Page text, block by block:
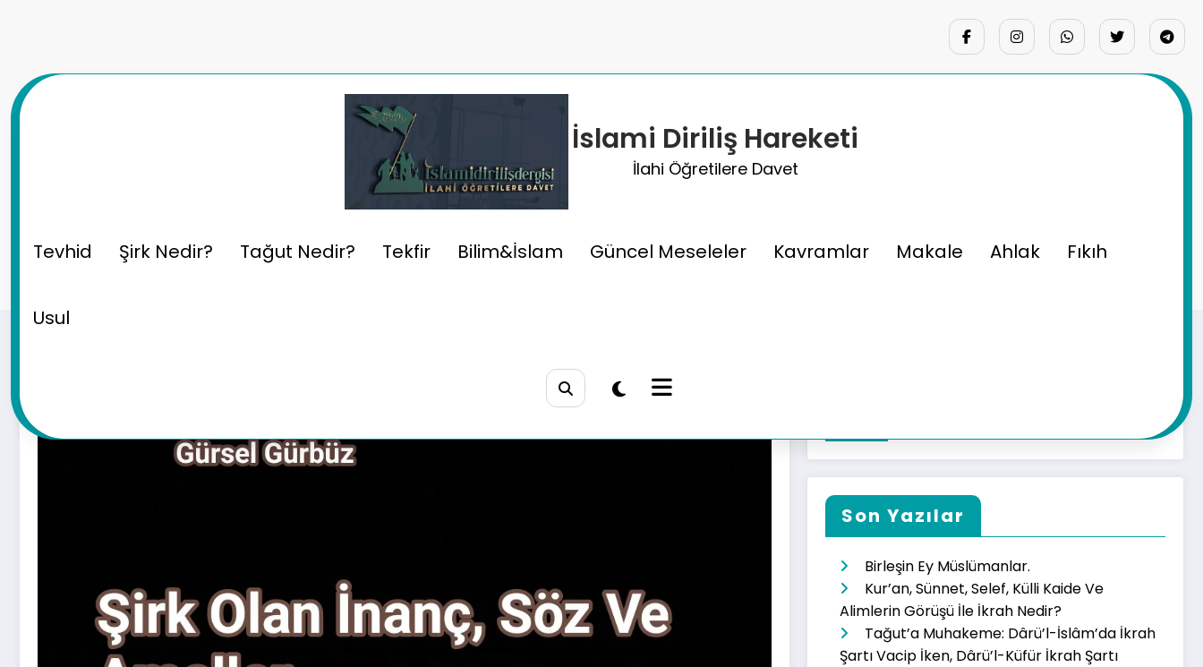
İslami Diriliş Hareketi
İlahi Öğretilere Davet
Tevhid Şirk Nedir? Tağut Nedir? Tekfir Bilim&İslam Güncel Meseleler Kavramlar Makale Ahlak Fıkıh
Usul
Şirk Olan İnanç, Söz Ve Ameller
Son Yazılar
Birleşin Ey Müslümanlar.
Kur’an, Sünnet, Selef, Külli Kaide Ve
Alimlerin Görüşü İle İkrah Nedir?
Tağut’a Muhakeme: Dârü’l-İslâm’da İkrah
Şartı Vacip İken, Dârü’l-Küfür İkrah Şartı